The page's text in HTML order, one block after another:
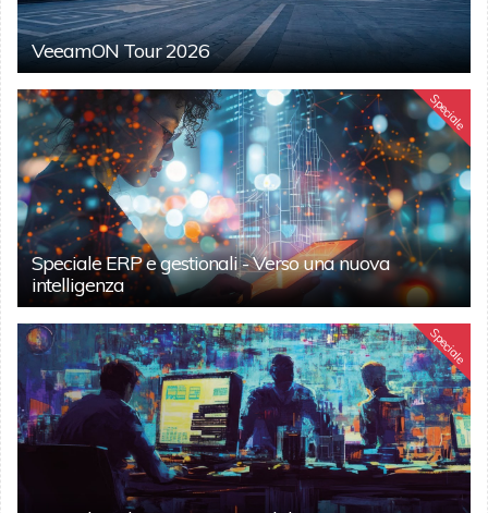
VeeamON Tour 2026
Speciale
Speciale ERP e gestionali - Verso una nuova
intelligenza
Speciale